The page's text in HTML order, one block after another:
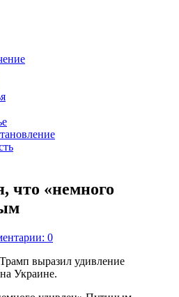
что «немного
0
выразил удивление
Украине.